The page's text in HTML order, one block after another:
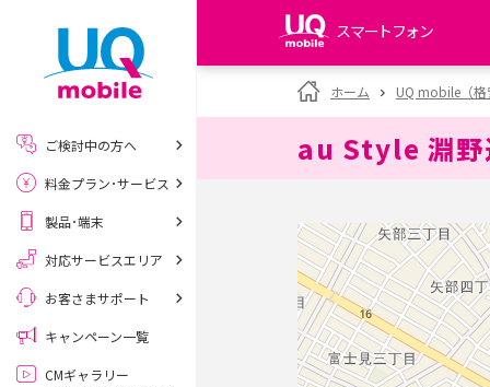
スマートフォン
my UQ WiMAX
UQ WiMAX ご契約の方
My UQ mobile
UQ mobile
データチャージサイト
ホーム UQ mobile（
au Style 淵野
ご検討中の方へ
料金プラン･サービス
製品･端末
対応サービスエリア
お客さまサポート
キャンペーン一覧
CMギャラリー